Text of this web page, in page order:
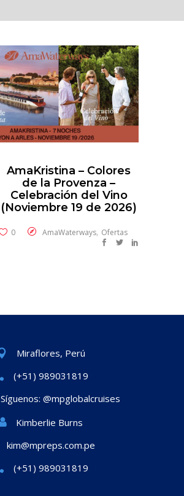
AmaKristina – Colores
de la Provenza –
Celebración del Vino
(Noviembre 19 de 2026)
0 AmaWaterways, Ofertas
Miraflores, Perú
(+51) 989031819
Síguenos: @mpglobalcruises
Kimberlie Burns
kim@mpreps.com.pe
(+51) 989031819